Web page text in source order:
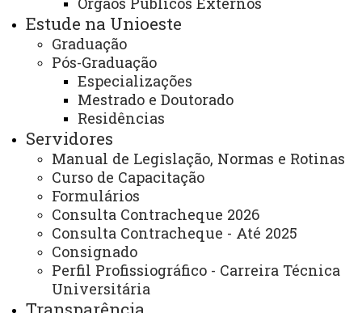
Estude na Unioeste
Graduação
Pós-Graduação
Especializações
Mestrado e Doutorado
Residências
Servidores
Manual de Legislação, Normas e Rotinas
Curso de Capacitação
Formulários
Consulta Contracheque 2026
Consulta Contracheque - Até 2025
Consignado
Perfil Profissiográfico - Carreira Técnica
Universitária
horários, gestão de salas de aula e laboratórios, entre
outros aspectos administrativos.
- Comunidade externa: prestar informações
sobre os processos seletivos de ingresso no curso;
explicar sobre oferta de projetos de extensão
universitária; estágios extracurriculares, dentre outras
informações.
E-mail:toledo.cursosecretariado@unioeste.br
Telefone:45 3379 7048 ou 45 3379 7049
Página Eletrônica:
https://www.unioeste.br/portal/campus-toledo/centros-